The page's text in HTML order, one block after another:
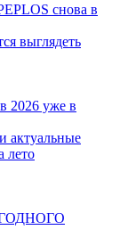
снова в
выглядеть
2026 уже в
актуальные
лето